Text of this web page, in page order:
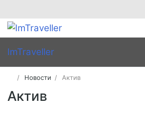
ImTraveller
Новости Актив
Актив